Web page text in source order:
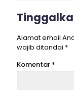
Alamat email
wajib ditandai *
Komentar *